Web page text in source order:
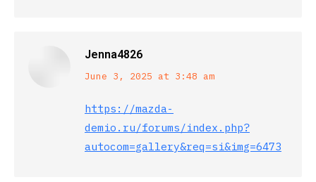
Jenna4826
says:
June 3, 2025 at 3:48 am
https://mazda-
demio.ru/forums/index.php?
autocom=gallery&req=si&img=6473